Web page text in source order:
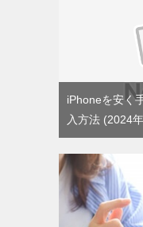
iPhoneを安く
入方法
2024